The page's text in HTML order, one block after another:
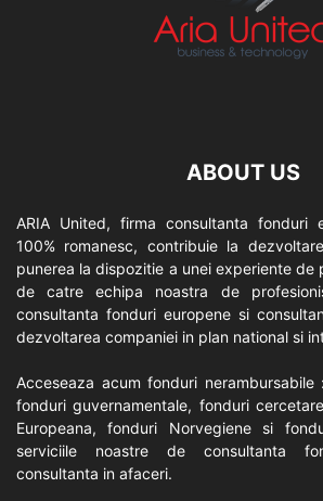
ABOUT US
ARIA United, firma consultanta fonduri
100% romanesc, contribuie la
punerea la dispozitie a unei experiente de
de catre echipa noastra de
consultanta fonduri europene si
dezvoltarea companiei in plan national si
Acceseaza acum fonduri
fonduri guvernamentale, fonduri
Europeana, fonduri Norvegiene si
serviciile noastre de consultanta
consultanta in afaceri.